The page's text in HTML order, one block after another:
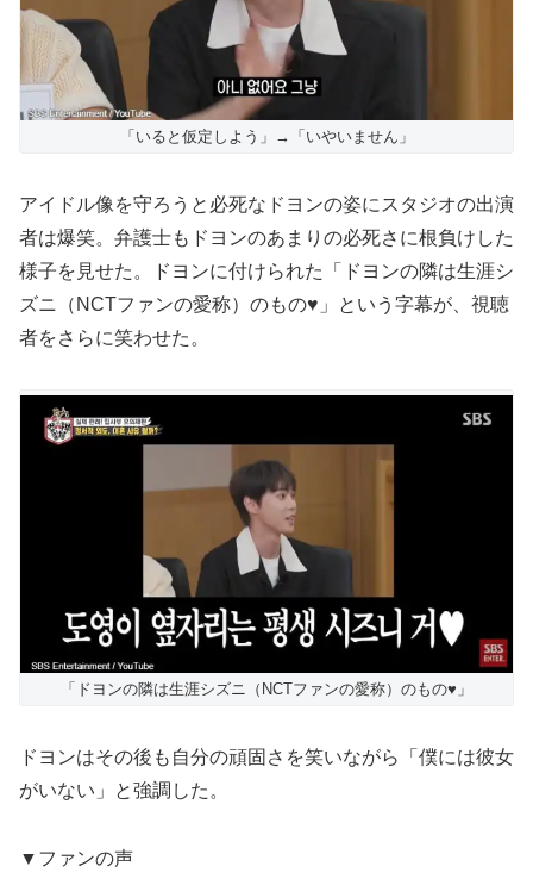
「いると仮定しよう」→「いやいません」
アイドル像を守ろうと必死なドヨンの姿にスタジオの出演
者は爆笑。弁護士もドヨンのあまりの必死さに根負けした
様子を見せた。ドヨンに付けられた「ドヨンの隣は生涯シ
ズニ（NCTファンの愛称）のもの♥」という字幕が、視聴
者をさらに笑わせた。
「ドヨンの隣は生涯シズニ（NCTファンの愛称）のもの♥」
ドヨンはその後も自分の頑固さを笑いながら「僕には彼女
がいない」と強調した。
▼ファンの声